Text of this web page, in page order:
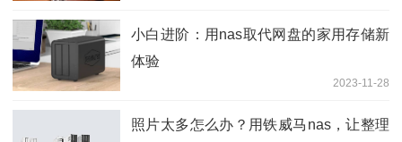
小白进阶：用nas取代网盘的家用存储新
体验
2023-11-28
照片太多怎么办？用铁威马nas，让整理